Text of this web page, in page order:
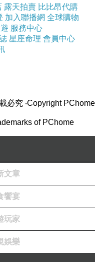
，一般會根據借款
信用狀況而定。儘
保按時還款，以避
速獲得現金的便利
金的情況。然而，
狀況，並確保能夠
不必要的財務壓
們對於快速獲得現
況下，機車借款作
具，獲得了廣泛關
的內容，並解釋當
押品的借款方式，
露天拍賣 比比昂代購
加入聯播網 全球購物
服務中心
星座命理 會員中心
必究 ‧Copyright PChome
of PChome
文章
饗宴
玩家
娛樂